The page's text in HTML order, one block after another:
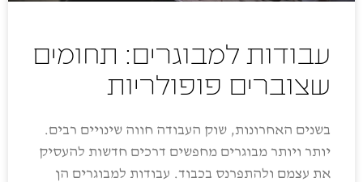
עבודות למבוגרים: תחומים
שצוברים פופולריות
בשנים האחרונות, שוק העבודה חווה שינויים רבים.
יותר ויותר מבוגרים מחפשים דרכים חדשות להעסיק
את עצמם ולהתפרנס בכבוד. עבודות למבוגרים הן